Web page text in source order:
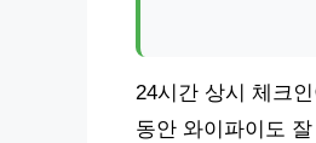
24시간 상시 체크
동안 와이파이도